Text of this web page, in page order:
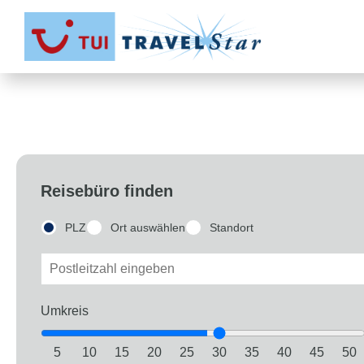
Reisebüro finden
PLZ Ort auswählen Standort
Umkreis
5 10 15 20 25 30 35 40 45 50